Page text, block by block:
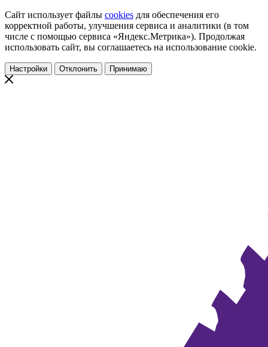
Сайт использует файлы cookies для обеспечения его
корректной работы, улучшения сервиса и аналитики (в том
числе с помощью сервиса «Яндекс.Метрика»). Продолжая
использовать сайт, вы соглашаетесь на использование cookie.
Настройки Отклонить Принимаю